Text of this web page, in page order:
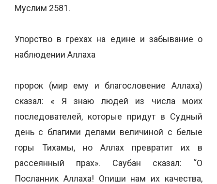
Муслим 2581.
Упорство в грехах на едине и забывание о
наблюдении Аллаха
пророк (мир ему и благословение Аллаха)
сказал: « Я знаю людей из числа моих
последователей, которые придут в Судный
день с благими делами величиной с белые
горы Тихамы, но Аллах превратит их в
рассеянный прах». Саубан сказал: “О
Посланник Аллаха! Опиши нам их качества,